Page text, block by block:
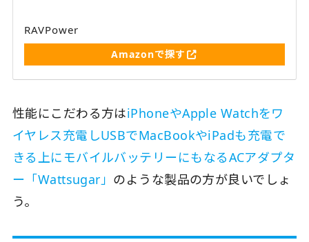
RAVPower
Amazonで探す
性能にこだわる方はiPhoneやApple Watchをワ
イヤレス充電しUSBでMacBookやiPadも充電で
きる上にモバイルバッテリーにもなるACアダプタ
ー「Wattsugar」 のような製品の方が良いでしょ
う。